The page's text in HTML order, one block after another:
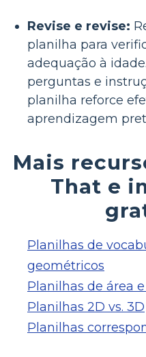
Revise e revise:
planilha para
adequação à
perguntas e
planilha reforce
aprendizagem
Mais
That e
Planilhas de
geométricos
Planilhas de área
Planilhas 2D vs. 3D
Planilhas